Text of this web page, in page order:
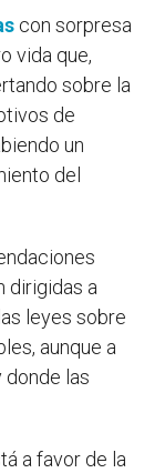
con sorpresa
vida que,
sobre la
de
un
del
dirigidas a
leyes sobre
aunque a
las
a favor de la